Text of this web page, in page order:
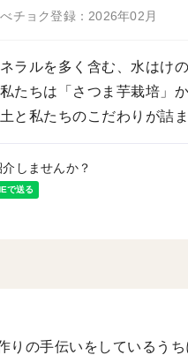
チョク登録：2026年02月
ラルを多く含む、水はけ
たちは「さつま芋栽培」
と私たちのこだわりが詰
しませんか？
りの手伝いをしているう